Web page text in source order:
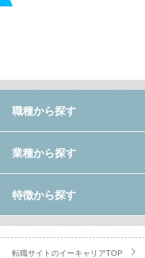
職種から探す
業種から探す
特徴から探す
転職サイトのイーキャリアTOP